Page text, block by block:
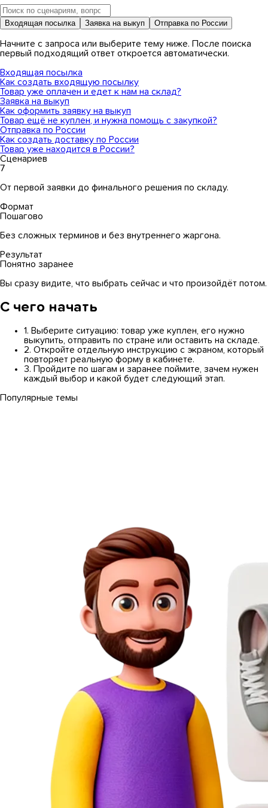
Входящая посылка Заявка на выкуп Отправка по России
Начните с запроса или выберите тему ниже. После поиска
первый подходящий ответ откроется автоматически.
Входящая посылка
Как создать входящую посылку
Товар уже оплачен и едет к нам на склад?
Заявка на выкуп
Как оформить заявку на выкуп
Товар ещё не куплен, и нужна помощь с закупкой?
Отправка по России
Как создать доставку по России
Товар уже находится в России?
Сценариев
7
От первой заявки до финального решения по складу.
Формат
Пошагово
Без сложных терминов и без внутреннего жаргона.
Результат
Понятно заранее
Вы сразу видите, что выбрать сейчас и что произойдёт потом.
С чего начать
1. Выберите ситуацию: товар уже куплен, его нужно
выкупить, отправить по стране или оставить на складе.
2. Откройте отдельную инструкцию с экраном, который
повторяет реальную форму в кабинете.
3. Пройдите по шагам и заранее поймите, зачем нужен
каждый выбор и какой будет следующий этап.
Популярные темы